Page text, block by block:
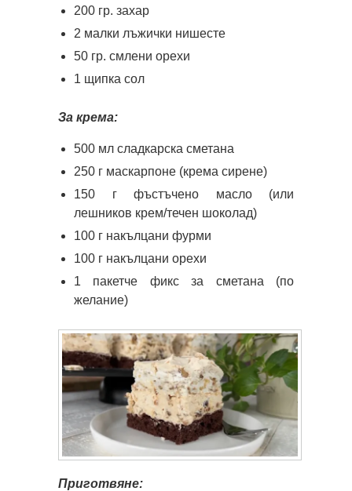
200 гр. захар
2 малки лъжички нишесте
50 гр. смлени орехи
1 щипка сол
За крема:
500 мл сладкарска сметана
250 г маскарпоне (крема сирене)
150 г фъстъчено масло (или
лешников крем/течен шоколад)
100 г накълцани фурми
100 г накълцани орехи
1 пакетче фикс за сметана (по
желание)
Приготвяне: